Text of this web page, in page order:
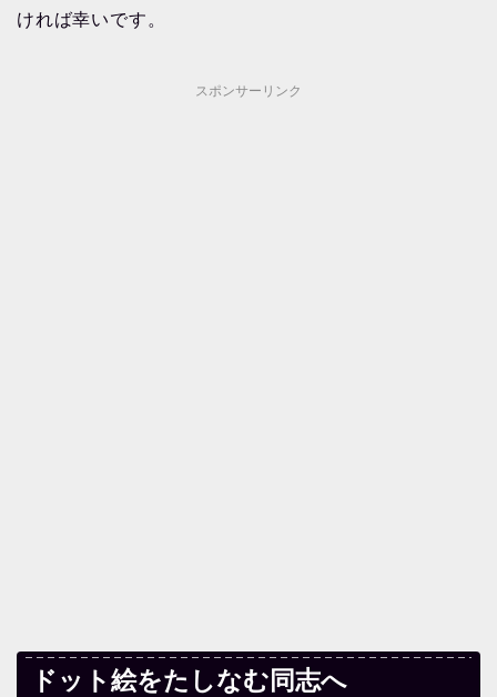
ければ幸いです。
スポンサーリンク
ドット絵をたしなむ同志へ